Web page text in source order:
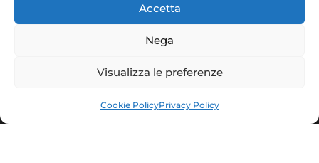
Accetta
Nega
Visualizza le preferenze
Cookie PolicyPrivacy Policy
La Via Francigena